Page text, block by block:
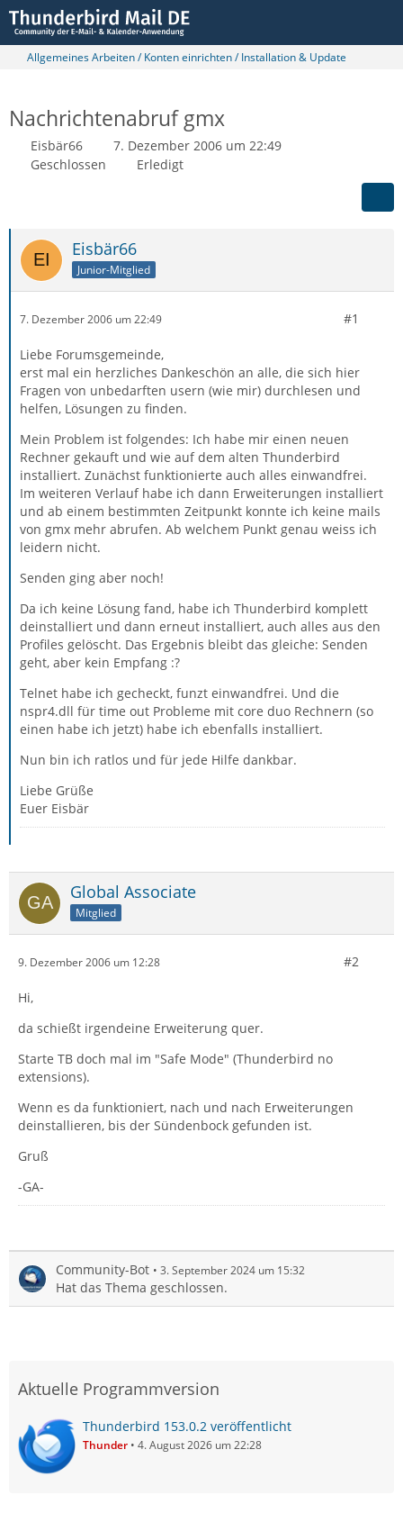
Allgemeines Arbeiten / Konten einrichten / Installation & Update
Nachrichtenabruf gmx
Eisbär66
7. Dezember 2006 um 22:49
Geschlossen
Erledigt
Eisbär66
Junior-Mitglied
7. Dezember 2006 um 22:49 #1
Liebe Forumsgemeinde,
erst mal ein herzliches Dankeschön an alle, die sich hier
Fragen von unbedarften usern (wie mir) durchlesen und
helfen, Lösungen zu finden.
Mein Problem ist folgendes: Ich habe mir einen neuen
Rechner gekauft und wie auf dem alten Thunderbird
installiert. Zunächst funktionierte auch alles einwandfrei.
Im weiteren Verlauf habe ich dann Erweiterungen installiert
und ab einem bestimmten Zeitpunkt konnte ich keine mails
von gmx mehr abrufen. Ab welchem Punkt genau weiss ich
leidern nicht.
Senden ging aber noch!
Da ich keine Lösung fand, habe ich Thunderbird komplett
deinstalliert und dann erneut installiert, auch alles aus den
Profiles gelöscht. Das Ergebnis bleibt das gleiche: Senden
geht, aber kein Empfang :?
Telnet habe ich gecheckt, funzt einwandfrei. Und die
nspr4.dll für time out Probleme mit core duo Rechnern (so
einen habe ich jetzt) habe ich ebenfalls installiert.
Nun bin ich ratlos und für jede Hilfe dankbar.
Liebe Grüße
Euer Eisbär
Global Associate
Mitglied
9. Dezember 2006 um 12:28 #2
Hi,
da schießt irgendeine Erweiterung quer.
Starte TB doch mal im "Safe Mode" (Thunderbird no
extensions).
Wenn es da funktioniert, nach und nach Erweiterungen
deinstallieren, bis der Sündenbock gefunden ist.
Gruß
-GA-
Community-Bot 3. September 2024 um 15:32
Hat das Thema geschlossen.
Aktuelle Programmversion
Thunderbird 153.0.2 veröffentlicht
Thunder 4. August 2026 um 22:28